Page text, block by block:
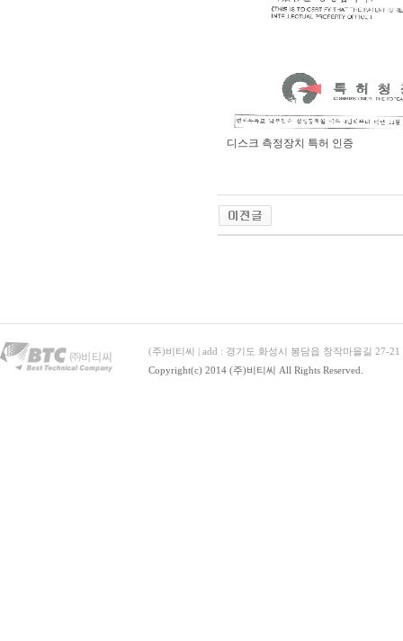
디스크 측정장치 특허 인증
(주)비티씨 | add : 경기도 화성시 봉담읍 창작마을길 27-
Copyright(c) 2014 (주)비티씨 All Rights Reserved.